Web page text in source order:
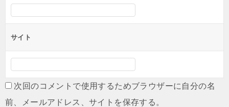
サイト
次回のコメントで使用するためブラウザーに自分の名
前、メールアドレス、サイトを保存する。